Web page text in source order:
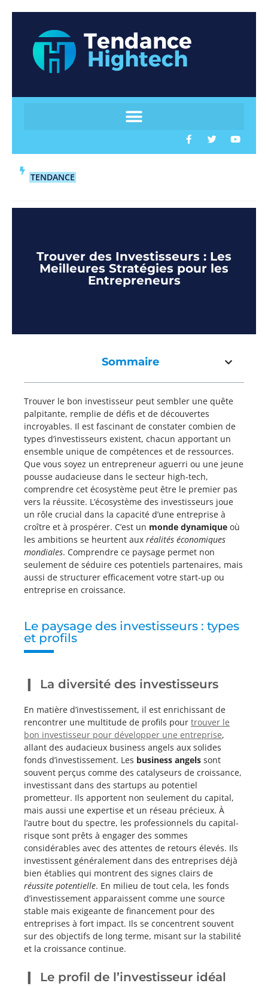
TENDANCE
Trouver des Investisseurs : Les
Meilleures Stratégies pour les
Entrepreneurs
Sommaire
Trouver le bon investisseur peut sembler une quête
palpitante, remplie de défis et de découvertes
incroyables. Il est fascinant de constater combien de
types d’investisseurs existent, chacun apportant un
ensemble unique de compétences et de ressources.
Que vous soyez un entrepreneur aguerri ou une jeune
pousse audacieuse dans le secteur high-tech,
comprendre cet écosystème peut être le premier pas
vers la réussite. L’écosystème des investisseurs joue
un rôle crucial dans la capacité d’une entreprise à
croître et à prospérer. C’est un monde dynamique où
les ambitions se heurtent aux réalités économiques
mondiales. Comprendre ce paysage permet non
seulement de séduire ces potentiels partenaires, mais
aussi de structurer efficacement votre start-up ou
entreprise en croissance.
Le paysage des investisseurs : types
et profils
La diversité des investisseurs
En matière d’investissement, il est enrichissant de
rencontrer une multitude de profils pour trouver le
bon investisseur pour développer une entreprise,
allant des audacieux business angels aux solides
fonds d’investissement. Les business angels sont
souvent perçus comme des catalyseurs de croissance,
investissant dans des startups au potentiel
prometteur. Ils apportent non seulement du capital,
mais aussi une expertise et un réseau précieux. À
l’autre bout du spectre, les professionnels du capital-
risque sont prêts à engager des sommes
considérables avec des attentes de retours élevés. Ils
investissent généralement dans des entreprises déjà
bien établies qui montrent des signes clairs de
réussite potentielle. En milieu de tout cela, les fonds
d’investissement apparaissent comme une source
stable mais exigeante de financement pour des
entreprises à fort impact. Ils se concentrent souvent
sur des objectifs de long terme, misant sur la stabilité
et la croissance continue.
Le profil de l’investisseur idéal